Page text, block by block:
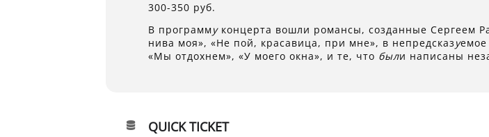
300-350 руб.
В программуконцерта вошли романсы, созданные Сергеем
нива моя», «Не пой, красавица, при мне», в непредсказ у
«Мы отдохнем», «У моего окна», и те, что были написаны
QUICK TICKET